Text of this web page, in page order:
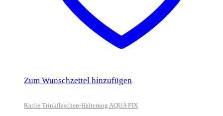
Zum Wunschzettel hinzufügen
Karlie Trinkflaschen-Halterung AQUA FIX